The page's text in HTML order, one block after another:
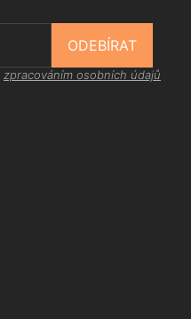
ODEBÍRAT
zpracováním osobních údajů